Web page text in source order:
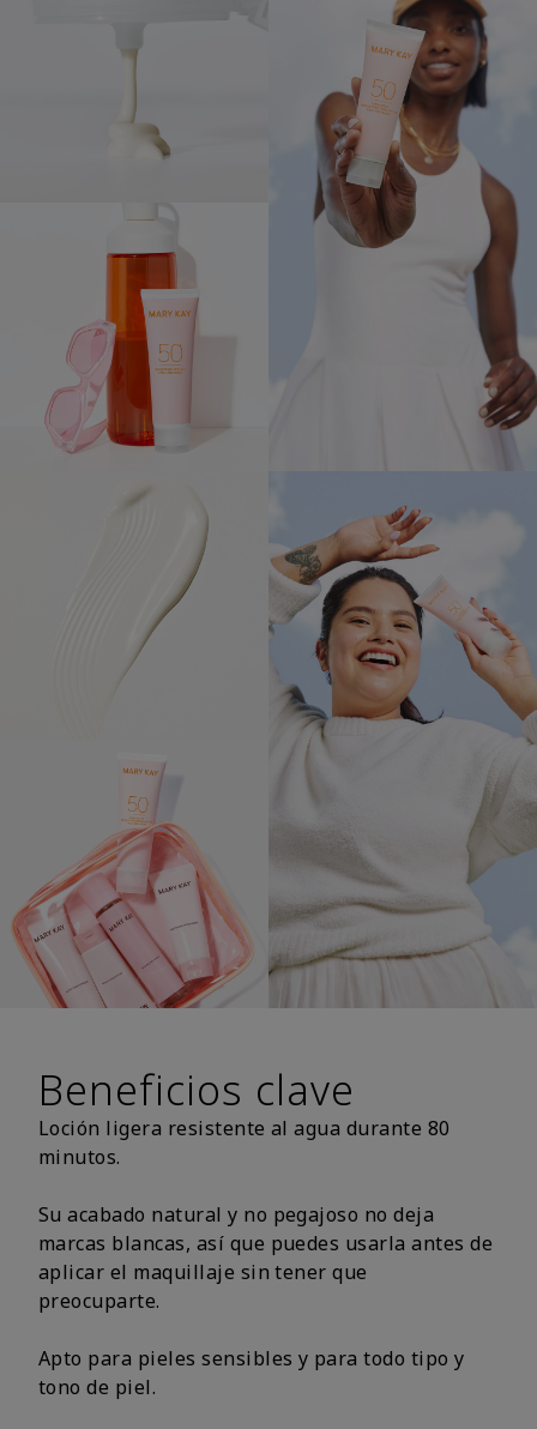
Beneficios clave
Loción ligera resistente al agua durante 80
minutos.
Su acabado natural y no pegajoso no deja
marcas blancas, así que puedes usarla antes de
aplicar el maquillaje sin tener que
preocuparte.
Apto para pieles sensibles y para todo tipo y
tono de piel.